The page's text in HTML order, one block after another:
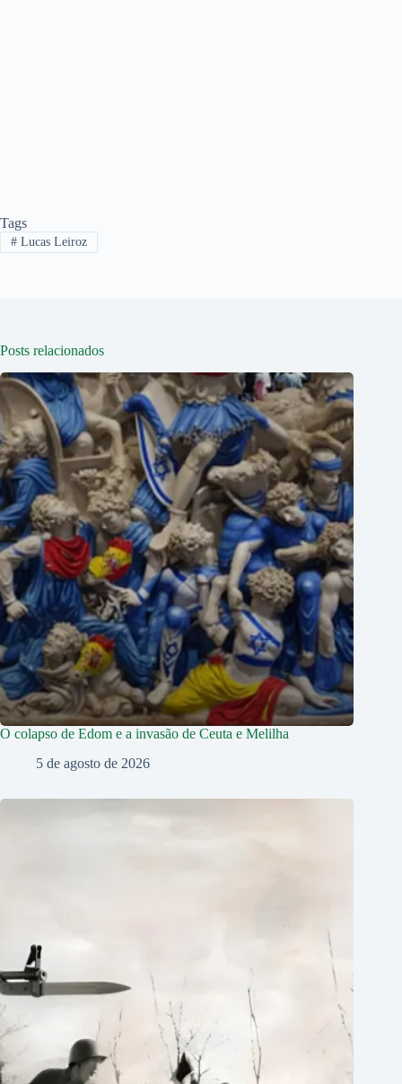
Tags
#Lucas Leiroz
Posts relacionados
O colapso de Edom e a invasão de Ceuta e Melilha
5 de agosto de 2026